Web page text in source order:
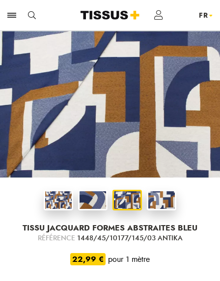
TISSU JACQUARD FORMES ABSTRAITES BLEU
RÉFÉRENCE 1448/45/10177/145/03 ANTIKA
22,99 € pour 1 mètre